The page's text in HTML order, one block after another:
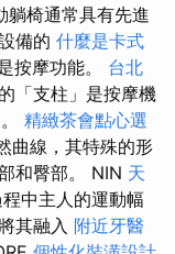
躺椅通常具有先進
備的 什麼是卡式
按摩功能。 台北
「支柱」是按摩機
精緻茶會點心選
曲線，其特殊的形
和臀部。 NIN 天
中主人的運動幅
其融入 附近牙醫